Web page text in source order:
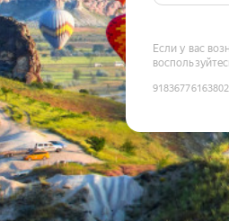
Если у вас